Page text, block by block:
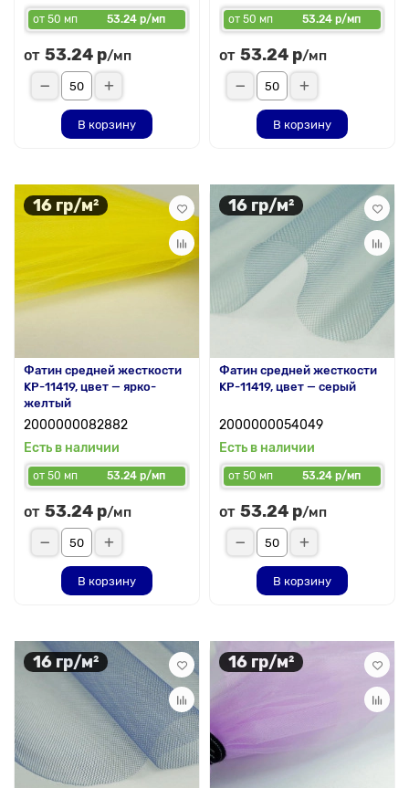
от 50 мп 53.24 р/мп
от 53.24 р/мп
В корзину
от 50 мп 53.24 р/мп
от 53.24 р/мп
В корзину
16 гр/м²
Фатин средней жесткости
KP-11419, цвет — ярко-
желтый
2000000082882
Есть в наличии
от 50 мп 53.24 р/мп
от 53.24 р/мп
В корзину
16 гр/м²
Фатин средней жесткости
KP-11419, цвет — серый
2000000054049
Есть в наличии
от 50 мп 53.24 р/мп
от 53.24 р/мп
В корзину
16 гр/м² 16 гр/м²